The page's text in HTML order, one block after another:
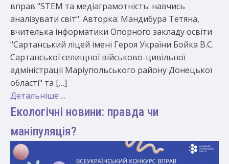
вправ "STEM та медіаграмотність: навчись
аналізувати світ". Авторка: Мандибура Тетяна,
вчителька інформатики Опорного закладу освіти
"Сартанський ліцей імені Героя України Бойка В.С.
Сартанської селищної військово-цивільної
адміністрації Маріупольського району Донецької
області" та […]
Детальніше ...
Екологічні новини: правда чи
маніпуляція?